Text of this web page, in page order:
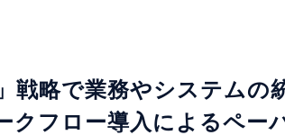
戦略で業務やシステムの
クフロー導入によるペー